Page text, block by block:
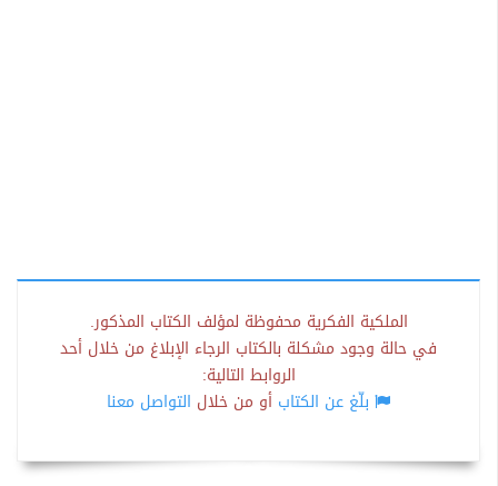
الملكية الفكرية محفوظة لمؤلف الكتاب المذكور.
في حالة وجود مشكلة بالكتاب الرجاء الإبلاغ من خلال أحد
الروابط التالية:
بلّغ عن الكتاب أو من خلال التواصل معنا